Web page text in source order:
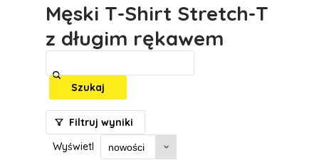
Męski T-Shirt Stretch-T
z długim rękawem
Szukaj
Filtruj wyniki
Wyświetl